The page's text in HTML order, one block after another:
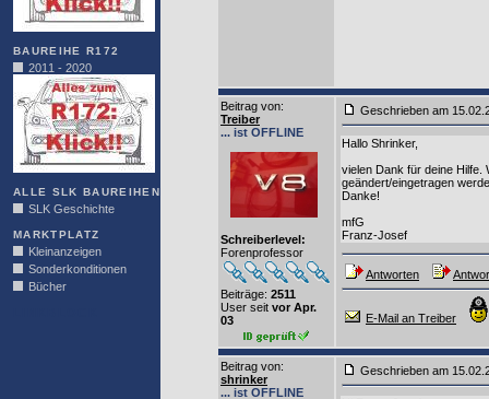
BAUREIHE R172
2011 - 2020
ALLE SLK BAUREIHEN
SLK Geschichte
MARKTPLATZ
Kleinanzeigen
Sonderkonditionen
Bücher
Beitrag von:
Treiber
... ist OFFLINE
Schreiberlevel:
Forenprofessor
Beiträge: 2511
User seit vor Apr.
03
Geschrieben am
Hallo Shrinker,
vielen Dank für deine
geändert/eingetragen
Danke!
mfG
Franz-Josef
Antworten
E-Mail an Treiber
Beitrag von:
shrinker
... ist OFFLINE
Geschrieben am